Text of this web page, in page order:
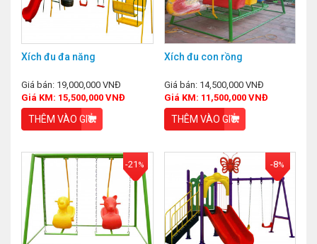
Xích đu đa năng
Giá bán: 19,000,000 VNĐ
Giá KM: 15,500,000 VNĐ
THÊM VÀO GIỎ
Xích đu con rồng
Giá bán: 14,500,000 VNĐ
Giá KM: 11,500,000 VNĐ
THÊM VÀO GIỎ
-21 % -8%